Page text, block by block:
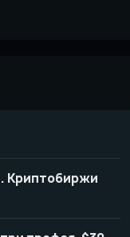
Криптобиржи